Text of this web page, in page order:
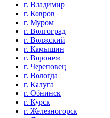
г. Владимир
г. Ковров
г. Муром
г. Волгоград
г. Волжский
г. Камышин
г. Воронеж
г. Череповец
г. Вологда
г. Калуга
г. Обнинск
г. Курск
г. Железногорск